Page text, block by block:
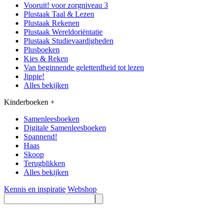
Vooruit! voor zorgniveau 3
Plustaak Taal & Lezen
Plustaak Rekenen
Plustaak Wereldoriëntatie
Plustaak Studievaardigheden
Plusboeken
Kies & Reken
Van beginnende geletterdheid tot lezen
Jippie!
Alles bekijken
Kinderboeken +
Samenleesboeken
Digitale Samenleesboeken
Spannend!
Haas
Skoop
Terugblikken
Alles bekijken
Kennis en inspiratie Webshop